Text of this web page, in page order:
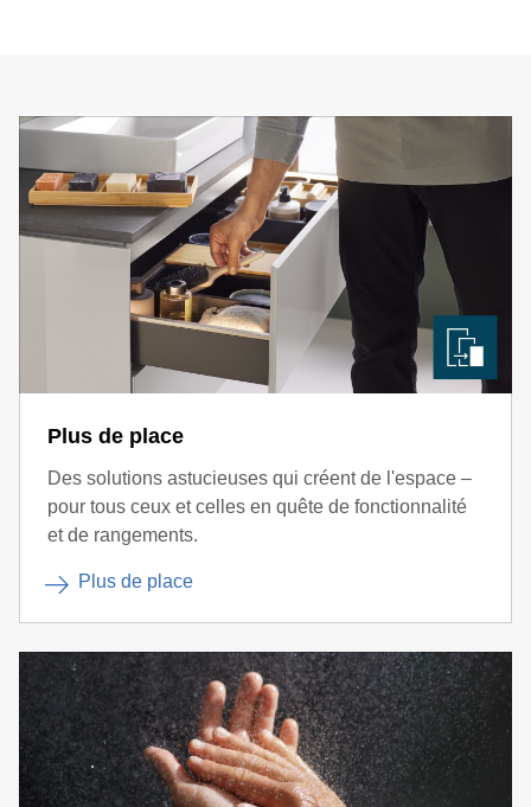
Plus de place
Des solutions astucieuses qui créent de l'espace –
pour tous ceux et celles en quête de fonctionnalité
et de rangements.
Plus de place